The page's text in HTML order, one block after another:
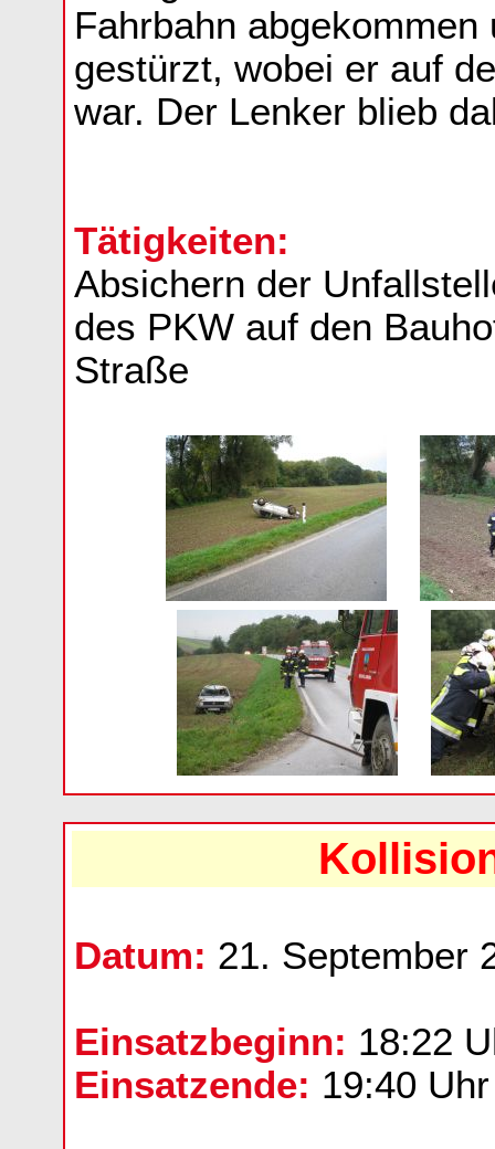
Fahrbahn
gestürzt, wobei er auf
war. Der Lenker blieb
Tätigkeiten:
Absichern der
des PKW auf den
Straße
Datum: 21. September
Einsatzbeginn: 18:22
Einsatzende: 19:40 Uhr